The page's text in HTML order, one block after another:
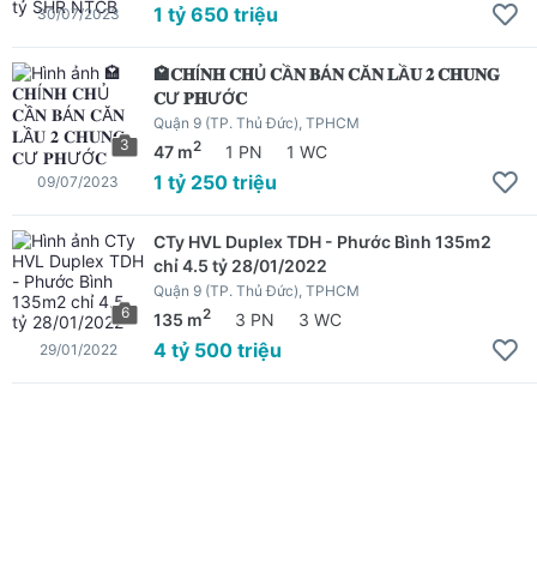
1 tỷ 650 triệu
30/07/2023
3
🏩𝐂𝐇Í𝐍𝐇 𝐂𝐇Ủ 𝐂Ầ𝐍 𝐁Á𝐍 𝐂Ă𝐍 𝐋Ầ𝐔 𝟐 𝐂𝐇𝐔𝐍𝐆
𝐂Ư 𝐏𝐇ƯỚ𝐂
Quận 9 (TP. Thủ Đức), TPHCM
47 m2 1 PN 1 WC
1 tỷ 250 triệu
09/07/2023
6
CTy HVL Duplex TDH - Phước Bình 135m2
chỉ 4.5 tỷ 28/01/2022
Quận 9 (TP. Thủ Đức), TPHCM
135 m2 3 PN 3 WC
4 tỷ 500 triệu
29/01/2022